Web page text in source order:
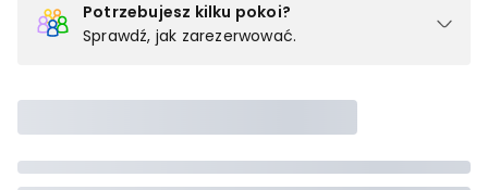
Potrzebujesz kilku pokoi?
Sprawdź, jak zarezerwować.
pokoju (lub apartamencie, willi itd.). Wybierz jedną z ofert z listy
i zarezerwuj ją. Zrób oddzielne rezerwacje dla każdego
kolejnego pokoju lubskontaktuj się z nami,by złożyć